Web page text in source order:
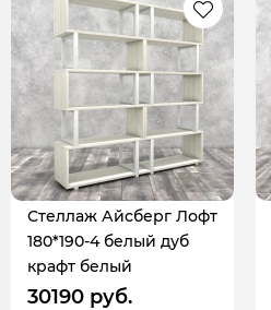
Стеллаж Айсберг Лофт
180*190-4 белый дуб
крафт белый
30190 руб.